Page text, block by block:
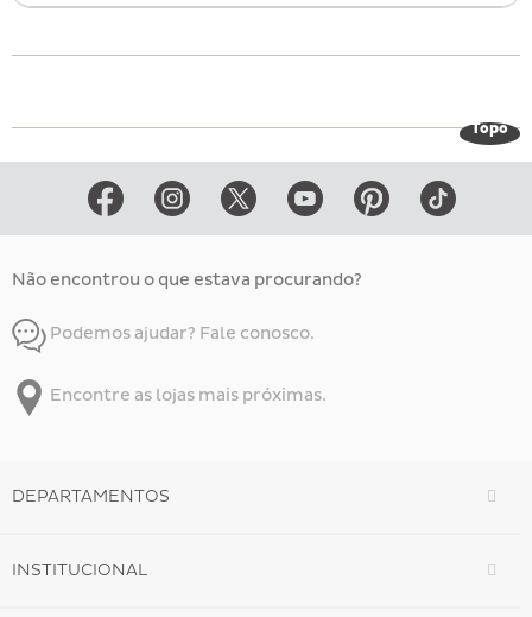
Topo
Não encontrou o que estava procurando?
Podemos ajudar? Fale conosco.
Encontre as lojas mais próximas.
DEPARTAMENTOS
INSTITUCIONAL